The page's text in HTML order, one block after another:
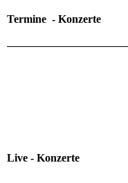
Termine - Konzerte
Live - Konzerte